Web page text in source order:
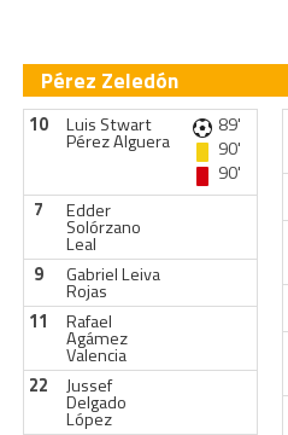
Pérez Zeledón
10 Luis Stwart
Pérez Alguera
89'
90'
90'
7
Edder
Solórzano
Leal
9
Gabriel Leiva
Rojas
11
Rafael
Agámez
Valencia
22
Jussef
Delgado
López